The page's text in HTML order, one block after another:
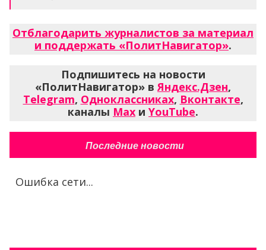
Отблагодарить журналистов за материал
и поддержать «ПолитНавигатор».
Подпишитесь на новости
«ПолитНавигатор» в Яндекс.Дзен,
Telegram, Одноклассниках, Вконтакте,
каналы Max и YouTube.
Последние новости
Ошибка сети...